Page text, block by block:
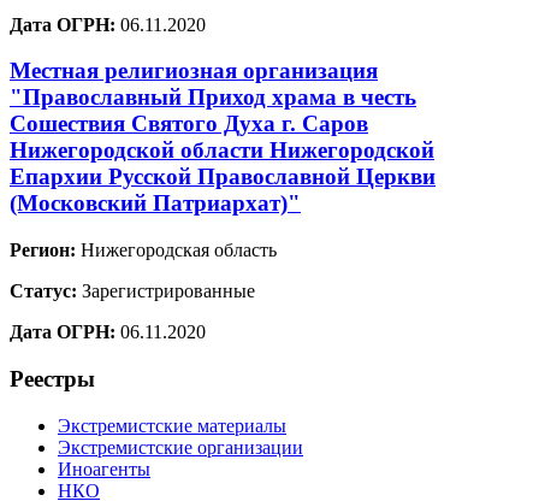
Дата ОГРН: 06.11.2020
Местная религиозная организация
"Православный Приход храма в честь
Сошествия Святого Духа г. Саров
Нижегородской области Нижегородской
Епархии Русской Православной Церкви
(Московский Патриархат)"
Регион: Нижегородская область
Статус: Зарегистрированные
Дата ОГРН: 06.11.2020
Реестры
Экстремистские материалы
Экстремистские организации
Иноагенты
НКО